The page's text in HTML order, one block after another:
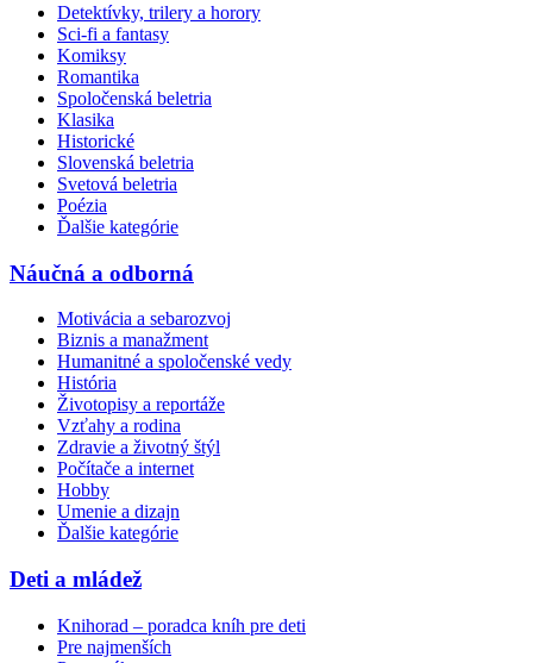
Detektívky, trilery a horory
Sci-fi a fantasy
Komiksy
Romantika
Spoločenská beletria
Klasika
Historické
Slovenská beletria
Svetová beletria
Poézia
Ďalšie kategórie
Náučná a odborná
Motivácia a sebarozvoj
Biznis a manažment
Humanitné a spoločenské vedy
História
Životopisy a reportáže
Vzťahy a rodina
Zdravie a životný štýl
Počítače a internet
Hobby
Umenie a dizajn
Ďalšie kategórie
Deti a mládež
Knihorad – poradca kníh pre deti
Pre najmenších